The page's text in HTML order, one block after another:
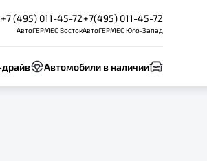
+7 (495) 011-45-72
АвтоГЕРМЕС Восток
+7(495) 011-45-72
АвтоГЕРМЕС Юго-Запад
драйв Автомобили в наличии